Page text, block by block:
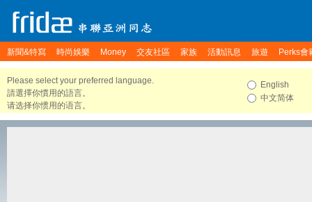
新聞&特寫 時尚娛樂 Money 交友社區 家族 活動訊息 旅遊 Perks會
Please select your preferred language.
請選擇你慣用的語言。
请选择你惯用的语言。
English
中文简体